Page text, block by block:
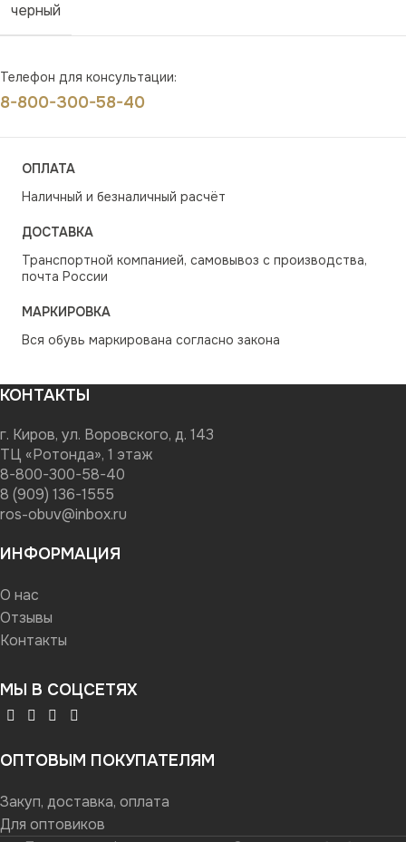
черный
Телефон для консультации:
8-800-300-58-40
ОПЛАТА
Наличный и безналичный расчёт
ДОСТАВКА
Транспортной компанией, самовывоз с производства,
почта России
МАРКИРОВКА
Вся обувь маркирована согласно закона
КОНТАКТЫ
г. Киров, ул. Воровского, д. 143
ТЦ «Ротонда», 1 этаж
8-800-300-58-40
8 (909) 136-1555
ros-obuv@inbox.ru
ИНФОРМАЦИЯ
О нас
Отзывы
Контакты
МЫ В СОЦСЕТЯХ
ОПТОВЫМ ПОКУПАТЕЛЯМ
Закуп, доставка, оплата
Для оптовиков